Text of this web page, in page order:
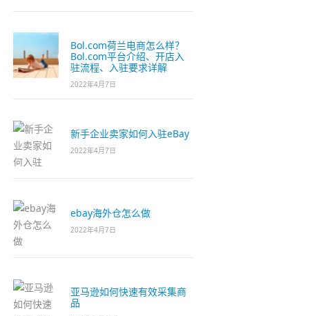
Bol.com荷兰电商怎么样？
Bol.com平台介绍、开店入
驻流程、入驻要求详解
2022年4月7日
新手企业卖家如何入驻eBay
2022年4月7日
ebay海外仓怎么做
2022年4月7日
亚马逊如何快速有效采集商
品